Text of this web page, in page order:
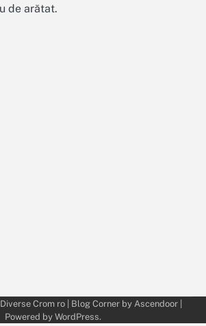
de arătat.
Diverse Crom ro| Blog Corner by Ascendoor|
Powered by WordPress.